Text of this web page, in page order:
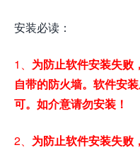
安装必读：
1、 为防止软件安装失败
自带的防火墙。软件安
可。如介意请勿安装！
2、 为防止软件安装失